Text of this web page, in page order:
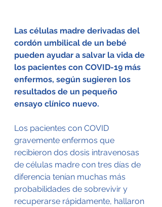
Las células madre derivadas del
cordón umbilical de un bebé
pueden ayudar a salvar la vida de
los pacientes con COVID-19 más
enfermos, según sugieren los
resultados de un pequeño
ensayo clínico nuevo.
Los pacientes con COVID
gravemente enfermos que
recibieron dos dosis intravenosas
de células madre con tres días de
diferencia tenían muchas más
probabilidades de sobrevivir y
recuperarse rápidamente, hallaron